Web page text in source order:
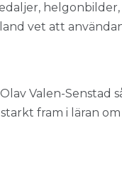
vet att
Valen-Senstad
fram i läran